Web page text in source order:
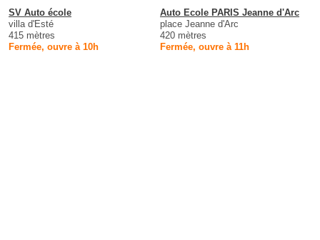
SV Auto école
villa d'Esté
415 mètres
Fermée, ouvre à 10h
Auto Ecole PARIS Jeanne d'Arc
place Jeanne d'Arc
420 mètres
Fermée, ouvre à 11h